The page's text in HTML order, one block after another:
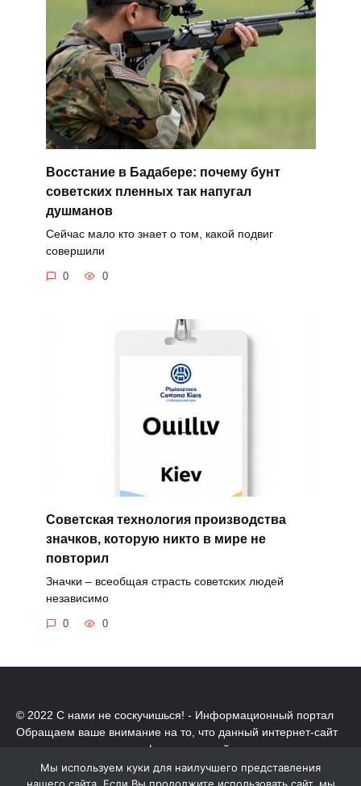
Восстание в Бадабере: почему бунт
советских пленных так напугал
душманов
Сейчас мало кто знает о том, какой подвиг
совершили
0 0
Советская технология производства
значков, которую никто в мире не
повторил
Значки – всеобщая страсть советских людей
независимо
0 0
© 2022 С нами не соскучишься! - Информационный портал
Обращаем ваше внимание на то, что данный интернет-сайт
носит исключительно информационный характер.
Все торговые марки принадлежат их владельцам. Все права
защищены.
Мы используем куки для наилучшего представления